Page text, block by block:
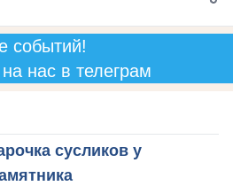
событий!
нас в телеграм
сусликов у